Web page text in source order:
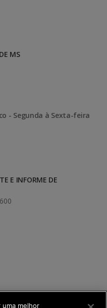
MS
- Segunda à Sexta-feira
E INFORME DE
uma melhor